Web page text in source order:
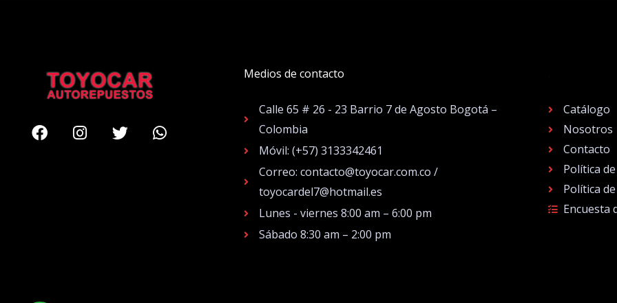
FacebookInstagram
TwitterWhatsapp
Medios de contacto
Calle 65 # 26 - 23 Barrio 7 de Agosto Bogotá –
Colombia
Móvil: (+57) 3133342461
Correo: contacto@toyocar.com.co /
toyocardel7@hotmail.es
Lunes - viernes 8:00 am – 6:00 pm
Sábado 8:30 am – 2:00 pm
Catálogo
Nosotros
Contacto
Política
Política
Encuesta